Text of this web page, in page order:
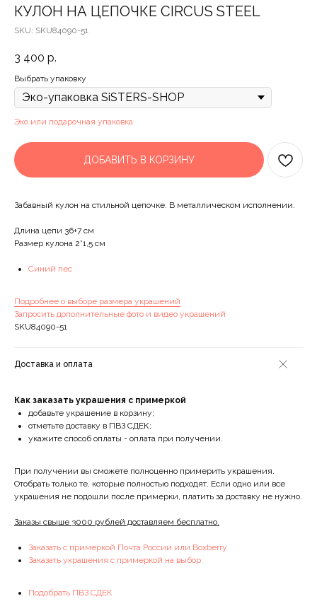
КУЛОН НА ЦЕПОЧКЕ CIRCUS STEEL
SKU: SKU84090-51
3 400 р.
Выбрать упаковку
Эко или подарочная упаковка
ДОБАВИТЬ В КОРЗИНУ
Забавный кулон на стильной цепочке. В металлическом исполнении.
Длина цепи 36+7 см
Размер кулона 2*1,5 см
Синий пес
Подробнее о выборе размера украшений
Запросить дополнительные фото и видео украшений
SKU84090-51
Доставка и оплата
Как заказать украшения с примеркой
добавьте украшение в корзину;
отметьте доставку в ПВЗ СДЕК;
укажите способ оплаты - оплата при получении.
При получении вы сможете полноценно примерить украшения.
Отобрать только те, которые полностью подходят. Если одно или все
украшения не подошли после примерки, платить за доставку не нужно.
Заказы свыше 3000 рублей доставляем бесплатно.
Заказать с примеркой Почта России или Boxberry
Заказать украшения с примеркой на выбор
Подобрать ПВЗ СДЕК